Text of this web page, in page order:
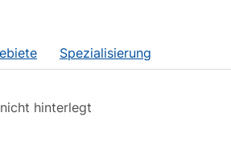
Spezialisierung
hinterlegt